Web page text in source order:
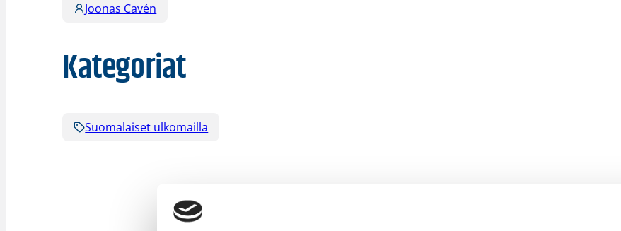
Joonas Cavén
Kategoriat
Suomalaiset ulkomailla